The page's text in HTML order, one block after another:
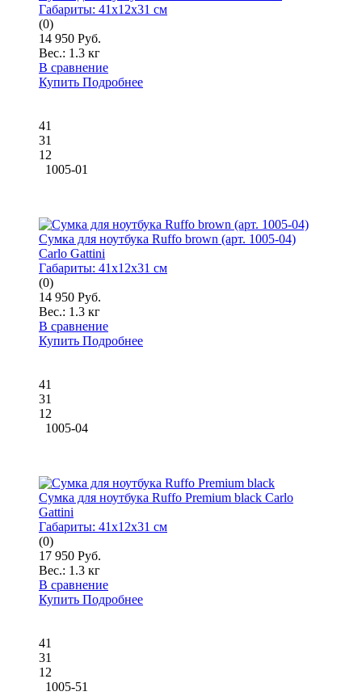
Габариты: 41x12x31 см
(0)
14 950 Руб.
Вес.: 1.3 кг
В сравнение
Купить Подробнее
41
31
12
1005-01
Сумка для ноутбука Ruffo brown (арт. 1005-04)
Carlo Gattini
Габариты: 41x12x31 см
(0)
14 950 Руб.
Вес.: 1.3 кг
В сравнение
Купить Подробнее
41
31
12
1005-04
Сумка для ноутбука Ruffo Premium black Carlo
Gattini
Габариты: 41x12x31 см
(0)
17 950 Руб.
Вес.: 1.3 кг
В сравнение
Купить Подробнее
41
31
12
1005-51